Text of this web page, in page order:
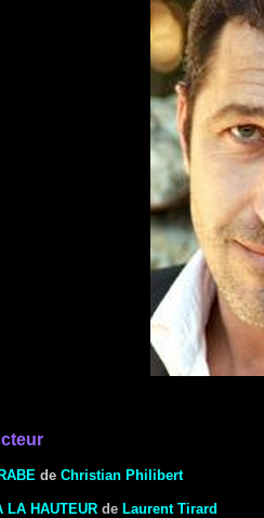
de Christian Philibert
LA HAUTEUR de Laurent Tirard